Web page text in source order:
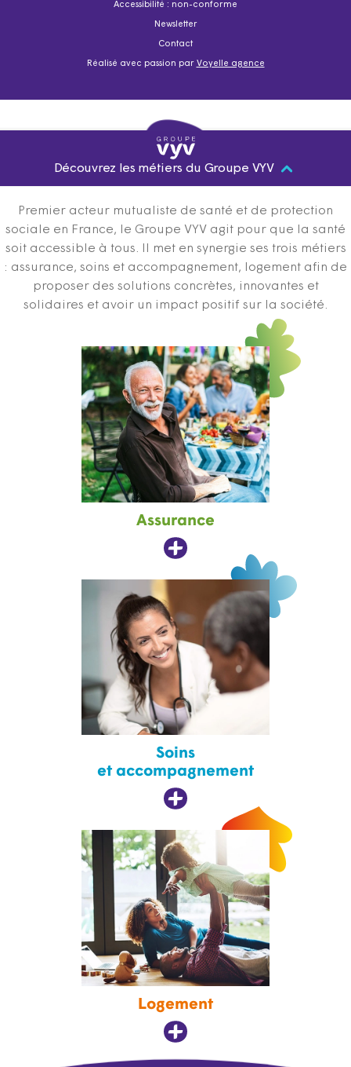
Accessibilité : non-conforme
Newsletter
Contact
Réalisé avec passion par Voyelle agence
Découvrez les métiers du Groupe VYV
Premier acteur mutualiste de santé et de protection
sociale en France, le Groupe VYV agit pour que la santé
soit accessible à tous. Il met en synergie ses trois métiers
: assurance, soins et accompagnement, logement afin de
proposer des solutions concrètes, innovantes et
solidaires et avoir un impact positif sur la société.
Assurance
Soins
et accompagnement
Logement